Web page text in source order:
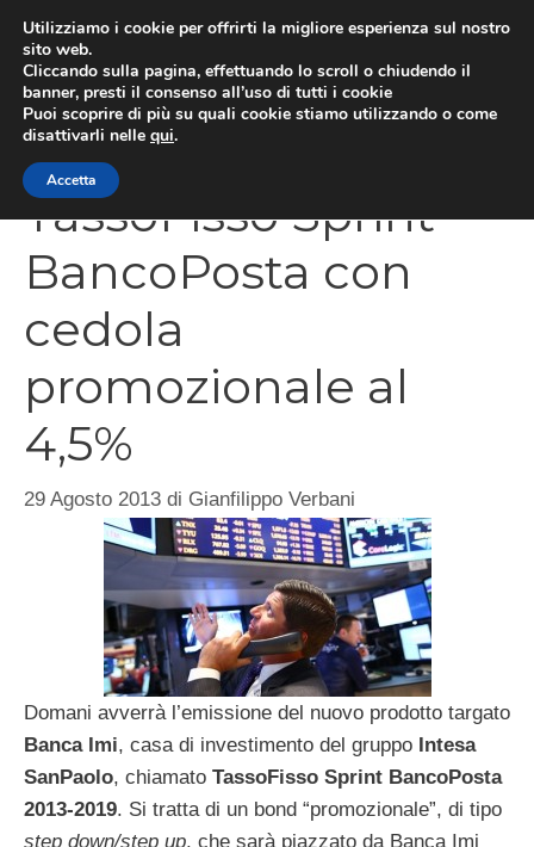
contenuto
TassoFisso Sprint
BancoPosta con
cedola
promozionale al
4,5%
29 Agosto 2013 di Gianfilippo Verbani
Domani avverrà l’emissione del nuovo prodotto targato
Banca Imi, casa di investimento del gruppo Intesa
SanPaolo, chiamato TassoFisso Sprint BancoPosta
2013-2019. Si tratta di un bond “promozionale”, di tipo
step down/step up, che sarà piazzato da Banca Imi
Utilizziamo i cookie per offrirti la migliore esperienza sul nostro
sito web.
Cliccando sulla pagina, effettuando lo scroll o chiudendo il
banner, presti il consenso all’uso di tutti i cookie
Puoi scoprire di più su quali cookie stiamo utilizzando o come
disattivarli nelle qui.
Accetta